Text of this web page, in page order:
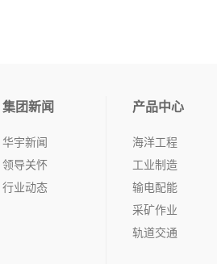
集团新闻
华宇新闻
领导关怀
行业动态
产品中心
海洋工程
工业制造
输电配能
采矿作业
轨道交通